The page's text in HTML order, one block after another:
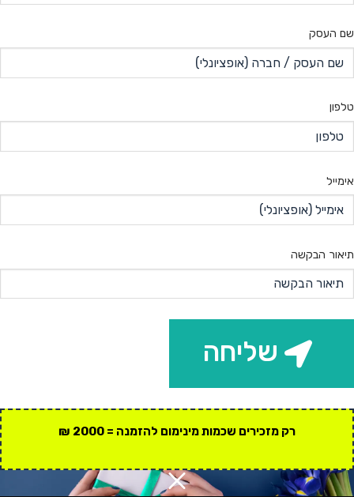
שם העסק
טלפון
אימייל
תיאור הבקשה
שליחה
רק מזכירים שכמות מינימום להזמנה = 2000 ₪